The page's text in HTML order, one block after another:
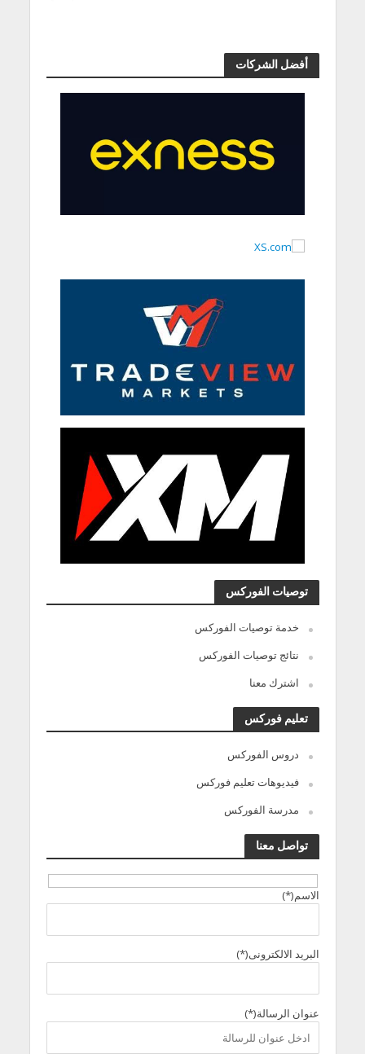
أفضل الشركات
توصيات الفوركس
خدمة توصيات الفوركس
نتائج توصيات الفوركس
اشترك معنا
تعليم فوركس
دروس الفوركس
فيديوهات تعليم فوركس
مدرسة الفوركس
تواصل معنا
الاسم(*)
البريد الالكترونى(*)
عنوان الرسالة(*)